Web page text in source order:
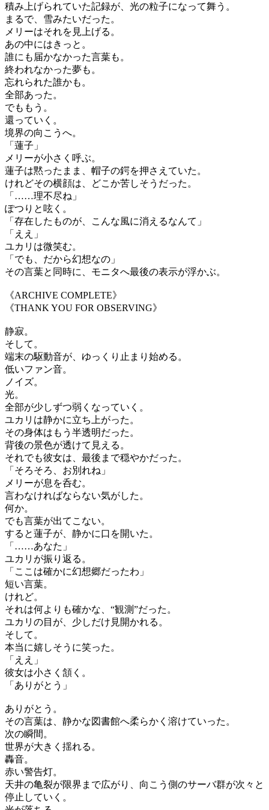
積み上げられていた記録が、光の粒子になって舞う。
まるで、雪みたいだった。
メリーはそれを見上げる。
あの中にはきっと。
誰にも届かなかった言葉も。
終われなかった夢も。
忘れられた誰かも。
全部あった。
でももう。
還っていく。
境界の向こうへ。
「蓮子」
メリーが小さく呼ぶ。
蓮子は黙ったまま、帽子の鍔を押さえていた。
けれどその横顔は、どこか苦しそうだった。
「……理不尽ね」
ぽつりと呟く。
「存在したものが、こんな風に消えるなんて」
「ええ」
ユカリは微笑む。
「でも、だから幻想なの」
その言葉と同時に、モニタへ最後の表示が浮かぶ。
《ARCHIVE COMPLETE》
《THANK YOU FOR OBSERVING》
静寂。
そして。
端末の駆動音が、ゆっくり止まり始める。
低いファン音。
ノイズ。
光。
全部が少しずつ弱くなっていく。
ユカリは静かに立ち上がった。
その身体はもう半透明だった。
背後の景色が透けて見える。
それでも彼女は、最後まで穏やかだった。
「そろそろ、お別れね」
メリーが息を呑む。
言わなければならない気がした。
何か。
でも言葉が出てこない。
すると蓮子が、静かに口を開いた。
「……あなた」
ユカリが振り返る。
「ここは確かに幻想郷だったわ」
短い言葉。
けれど。
それは何よりも確かな、“観測”だった。
ユカリの目が、少しだけ見開かれる。
そして。
本当に嬉しそうに笑った。
「ええ」
彼女は小さく頷く。
「ありがとう」
ありがとう。
その言葉は、静かな図書館へ柔らかく溶けていった。
次の瞬間。
世界が大きく揺れる。
轟音。
赤い警告灯。
天井の亀裂が限界まで広がり、向こう側のサーバ群が次々と
停止していく。